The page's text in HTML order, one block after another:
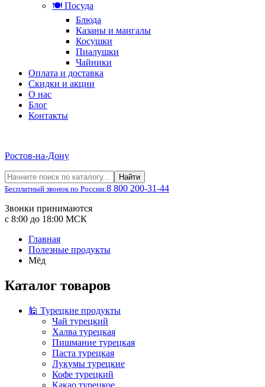
🍽️ Посуда
Блюда
Казаны и мангалы
Косушки
Пиалушки
Чайники
Оплата и доставка
Скидки и акции
О нас
Блог
Контакты
Ростов-на-Дону
Найти
Бесплатный звонок по России:8 800 200-31-44
Звонки принимаются
с 8:00 до 18:00 МСК
Главная
Полезные продукты
Мёд
Каталог товаров
🕌 Турецкие продукты
Чай турецкий
Халва турецкая
Пишмание турецкая
Паста турецкая
Лукумы турецкие
Кофе турецкий
Какао турецкое